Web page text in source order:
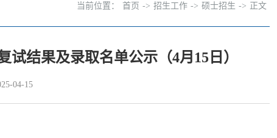
当前位置： 首页 -> 招生工作 -> 硕士招生 -> 正文
结果及录取名单公示（4月15日）
04-15